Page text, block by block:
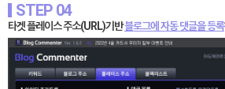
STEP 04
타겟 플레이스 주소(URL)기반블로그에 자동 댓글을 등록